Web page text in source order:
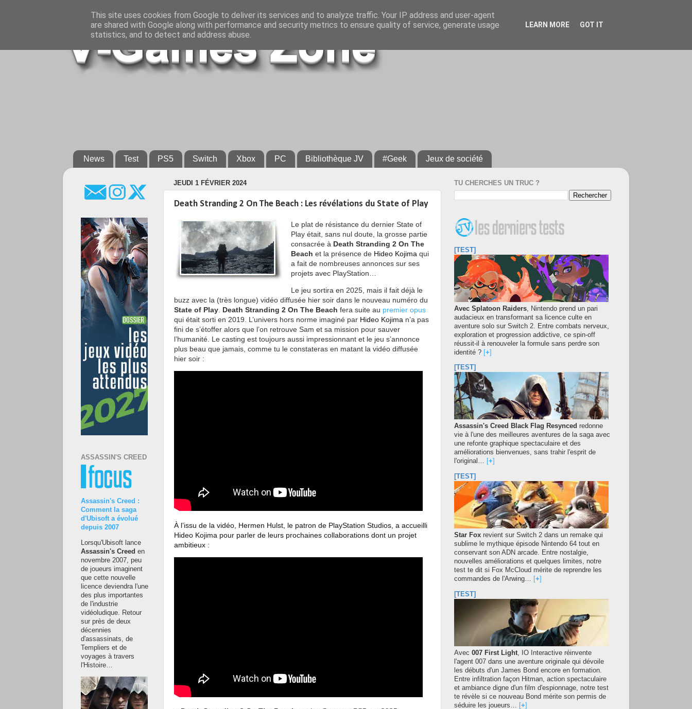
News Test PS5 Switch Xbox PC Bibliothèque JV #Geek Jeux de société
JEUDI 1 FÉVRIER 2024
Death Stranding 2 On The Beach : Les révélations du State of Play
Le plat de résistance du dernier State of
Play était, sans nul doute, la grosse partie
consacrée à Death Stranding 2 On The
Beach et la présence de Hideo Kojima qui
a fait de nombreuses annonces sur ses
projets avec PlayStation…
Le jeu sortira en 2025, mais il fait déjà le
buzz avec la (très longue) vidéo diffusée hier soir dans le nouveau numéro du
State of Play Death Stranding 2 On The Beach fera suite au premier opus
qui était sorti en 2019. L’univers hors norme imaginé par Hideo Kojima n’a pas
fini de s’étoffer alors que l’on retrouve Sam et sa mission pour sauver
l’humanité. Le casting est toujours aussi impressionnant et le jeu s’annonce
plus beau que jamais, comme tu le constateras en matant la vidéo diffusée
hier soir :
À l’issu de la vidéo, Hermen Hulst, le patron de PlayStation Studios, a accueilli
Hideo Kojima pour parler de leurs prochaines collaborations dont un projet
ambitieux :
ASSASSIN'S CREED
Assassin's Creed :
Comment la saga
d'Ubisoft a évolué
depuis 2007
Lorsqu'Ubisoft lance
Assassin's Creed en
novembre 2007, peu
de joueurs imaginent
que cette nouvelle
licence deviendra l'une
des plus importantes
de l'industrie
vidéoludique. Retour
sur près de deux
décennies
d'assassinats, de
Templiers et de
voyages à travers
l'Histoire…
TU CHERCHES UN TRUC ?
[TEST]
Avec Splatoon Raiders, Nintendo prend un pari
audacieux en transformant sa licence culte en
aventure solo sur Switch 2. Entre combats nerveux,
exploration et progression addictive, ce spin-off
réussit-il à renouveler la formule sans perdre son
identité ? [+]
[TEST]
Assassin's Creed Black Flag Resynced redonne
vie à l'une des meilleures aventures de la saga avec
une refonte graphique spectaculaire et des
améliorations bienvenues, sans trahir l'esprit de
l'original…
+
[TEST]
Star Fox revient sur Switch 2 dans un remake qui
sublime le mythique épisode Nintendo 64 tout en
conservant son ADN arcade. Entre nostalgie,
nouvelles améliorations et quelques limites, notre
test te dit si Fox McCloud mérite de reprendre les
commandes de l'Arwing…
+
[TEST]
Avec 007 First Light , IO Interactive réinvente
l'agent 007 dans une aventure originale qui dévoile
les débuts d'un James Bond encore en formation.
Entre infiltration façon Hitman, action spectaculaire
et ambiance digne d'un film d'espionnage, notre test
te révèle si ce nouveau Bond mérite son permis de
séduire les joueurs…
[+]
This site uses cookies from Google to deliver its services and to analyze traffic. Your IP address and user-agent
are shared with Google along with performance and security metrics to ensure quality of service, generate usage
statistics, and to detect and address abuse.
LEARN MORE GOT IT